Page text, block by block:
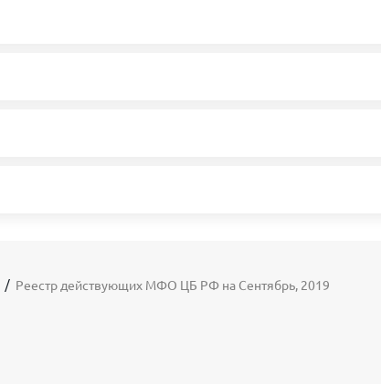
Реестр действующих МФО ЦБ РФ на Сентябрь, 2019